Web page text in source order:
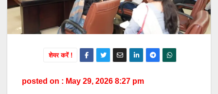
शेयर करें !
posted on : May 29, 2026 8:27 pm